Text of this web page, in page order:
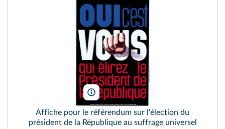
Archives Charmet/Bridgeman
Affiche pour le référendum sur l'élection du
président de la République au suffrage universel